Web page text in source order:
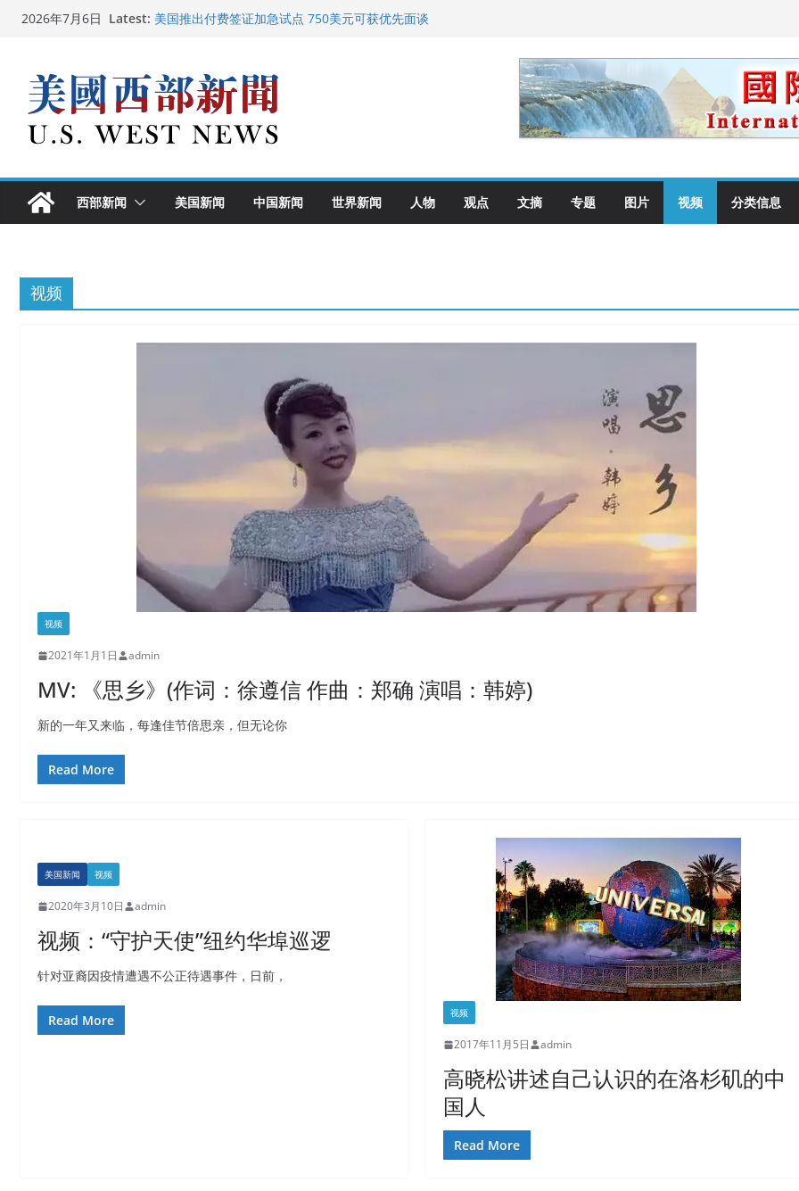
Skip2026年7月6日 Latest: 美国推出付费签证加急试点 750美元可获优先面谈
中国驻美国大使谢锋邀请美国老教师罗纳德·萨科尔斯基再次访华
广州市沉香协会会长周天明：让沉香有序走向世界
西部新闻 美国新闻 中国新闻 世界新闻 人物 观点 文摘 专题 图片 视频 分类信息
视频
视频
2021年1月1日 admin
MV: 《思乡》(作词：徐遵信 作曲：郑确 演唱：韩婷)
新的一年又来临，每逢佳节倍思亲，但无论你
Read More
美国新闻 视频
2020年3月10日 admin
视频：“守护天使”纽约华埠巡逻
针对亚裔因疫情遭遇不公正待遇事件，日前，
Read More 视频
2017年11月5日 admin
高晓松讲述自己认识的在洛杉矶的中
国人
Read More